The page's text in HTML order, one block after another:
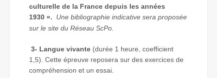
culturelle de la France depuis les années
1930 ». Une bibliographie indicative sera proposée
sur le site du Réseau ScPo.
3- Langue vivante (durée 1 heure, coefficient
1,5). Cette épreuve reposera sur des exercices de
compréhension et un essai.